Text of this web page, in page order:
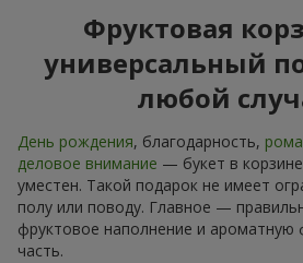
Фруктовая
универсальный
любой
День рождения, благодарность,
деловое внимание — букет в
уместен. Такой подарок не имеет
полу или поводу. Главное —
фруктовое наполнение и ароматную
часть.